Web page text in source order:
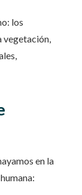
los
vegetación,
en la